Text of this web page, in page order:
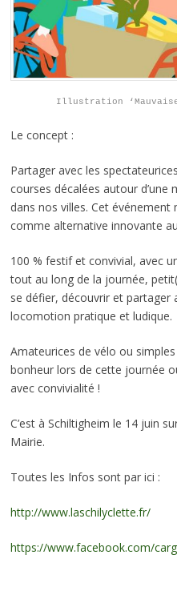
Illustration
Le concept :
Partager avec les
courses décalées autour
dans nos villes. Cet événement
comme alternative innovante
100 % festif et convivial, avec
tout au long de la journée,
se défier, découvrir et partager
locomotion pratique et ludique.
Amateurices de vélo ou
bonheur lors de cette journée
avec convivialité !
C’est à Schiltigheim le 14 juin
Mairie.
Toutes les Infos sont par ici :
http://www.laschilyclette.fr/
https://www.facebook.com/